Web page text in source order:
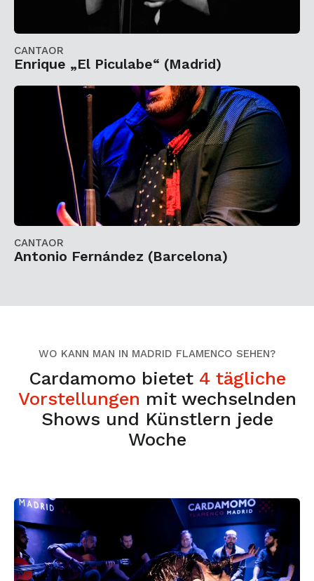
CANTAOR
Enrique „El Piculabe“ (Madrid)
CANTAOR
Antonio Fernández (Barcelona)
WO KANN MAN IN MADRID FLAMENCO SEHEN?
Cardamomo bietet 4 tägliche
Vorstellungen mit wechselnden
Shows und Künstlern jede
Woche